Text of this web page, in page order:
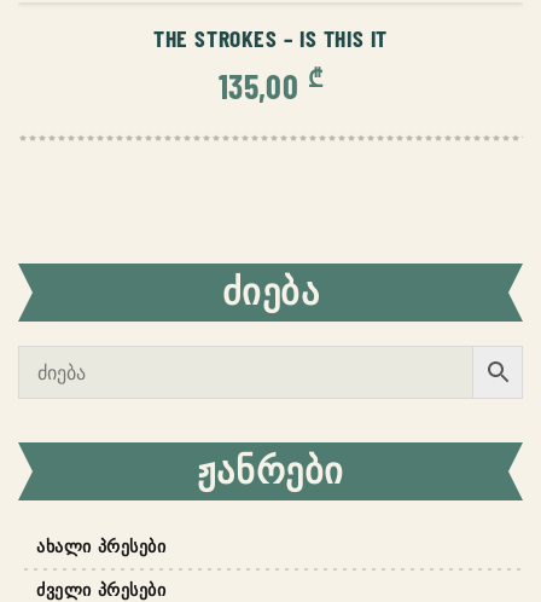
ᲫᲘᲔᲑᲐ
ᲟᲐᲜᲠᲔᲑᲘ
ᲐᲮᲐᲚᲘ ᲞᲠᲔᲡᲔᲑᲘ
ᲫᲕᲔᲚᲘ ᲞᲠᲔᲡᲔᲑᲘ
THE STROKES – IS THIS IT
135,00 ₾